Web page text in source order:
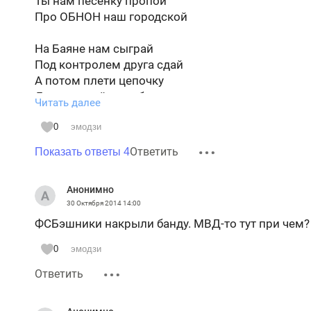
Про ОБНОН наш городской
На Баяне нам сыграй
Под контролем друга сдай
А потом плети цепочку
Для которой дури бочка
Дам тебе ее в подарок
Будет труд агента жарок
Но конец есть у цепочки
Вдруг нашли в лесу цветочки
Из-под снега проросли
К гармонисту привели...
Где Баян, куда пропал?
Читать далее
0 эмодзи
Показать ответы 4Ответить
Анонимно
30 Октября 201414:00
ФСБэшники накрыли банду. МВД-то тут при
0 эмодзи
Ответить